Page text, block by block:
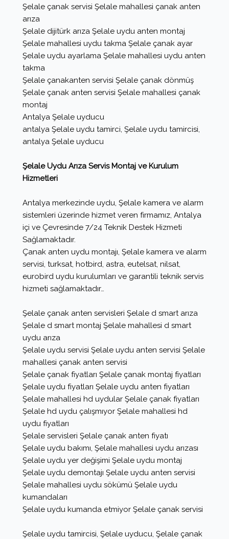
Şelale çanak servisi Şelale mahallesi çanak anten
arıza
Şelale dijitürk arıza Şelale uydu anten montaj
Şelale mahallesi uydu takma Şelale çanak ayar
Şelale uydu ayarlama Şelale mahallesi uydu anten
takma
Şelale çanakanten servisi Şelale çanak dönmüş
Şelale çanak anten servisi Şelale mahallesi çanak
montaj
Antalya Şelale uyducu
antalya Şelale uydu tamirci, Şelale uydu tamircisi,
antalya Şelale uyducu
Şelale Uydu Arıza Servis Montaj ve Kurulum
Hizmetleri
Antalya merkezinde uydu, Şelale kamera ve alarm
sistemleri üzerinde hizmet veren firmamız, Antalya
içi ve Çevresinde 7/24 Teknik Destek Hizmeti
Sağlamaktadır.
Çanak anten uydu montajı, Şelale kamera ve alarm
servisi, turksat, hotbird, astra, eutelsat, nilsat,
eurobird uydu kurulumları ve garantili teknik servis
hizmeti sağlamaktadır…
Şelale çanak anten servisleri Şelale d smart arıza
Şelale d smart montaj Şelale mahallesi d smart
uydu arıza
Şelale uydu servisi Şelale uydu anten servisi Şelale
mahallesi çanak anten servisi
Şelale çanak fiyatları Şelale çanak montaj fiyatları
Şelale uydu fiyatları Şelale uydu anten fiyatları
Şelale mahallesi hd uydular Şelale çanak fiyatları
Şelale hd uydu çalışmıyor Şelale mahallesi hd
uydu fiyatları
Şelale servisleri Şelale çanak anten fiyatı
Şelale uydu bakımı, Şelale mahallesi uydu arızası
Şelale uydu yer değişimi Şelale uydu montaj
Şelale uydu demontajı Şelale uydu anten servisi
Şelale mahallesi uydu sökümü Şelale uydu
kumandaları
Şelale uydu kumanda etmiyor Şelale çanak servisi
Şelale uydu tamircisi, Şelale uyducu, Şelale çanak